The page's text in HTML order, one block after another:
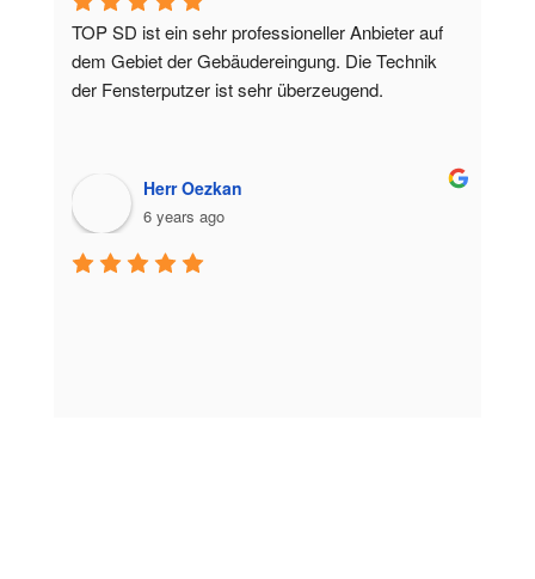
TOP SD ist ein sehr professioneller Anbieter auf
dem Gebiet der Gebäudereingung. Die Technik
der Fensterputzer ist sehr überzeugend.
Herr Oezkan
6 years ago